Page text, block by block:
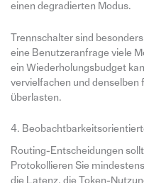
einen degradierten Modus.
Trennschalter sind
eine Benutzeranfrage viele
ein Wiederholungsbudget
vervielfachen und denselben
überlasten.
4.
Routing-Entscheidungen
Protokollieren Sie
die Latenz, die Token-